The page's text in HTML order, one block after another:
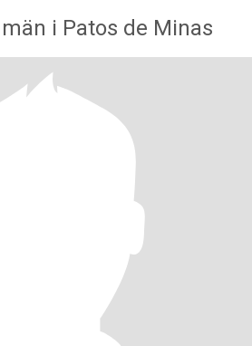
i Patos de Minas